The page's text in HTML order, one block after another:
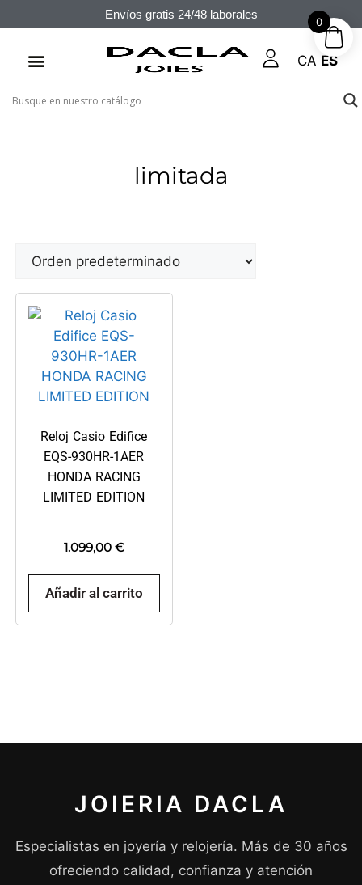
Envíos gratis 24/48 laborales
CA ES
limitada
Reloj Casio Edifice
EQS-930HR-1AER
HONDA RACING
LIMITED EDITION
1.099,00 €
Añadir al carrito
JOIERIA DACLA
Especialistas en joyería y relojería. Más de 30 años
ofreciendo calidad, confianza y atención
0